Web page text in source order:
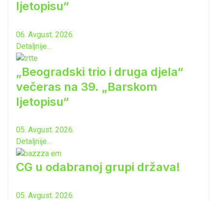
ljetopisu“
06. Avgust. 2026.
Detaljnije...
„Beogradski trio i druga djela“
večeras na 39. „Barskom
ljetopisu“
05. Avgust. 2026.
Detaljnije...
CG u odabranoj grupi država!
05. Avgust. 2026.